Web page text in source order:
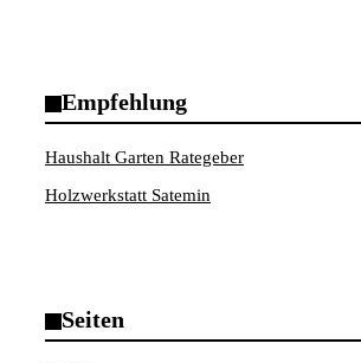
Empfehlung
Haushalt Garten Rategeber
Holzwerkstatt Satemin
Seiten